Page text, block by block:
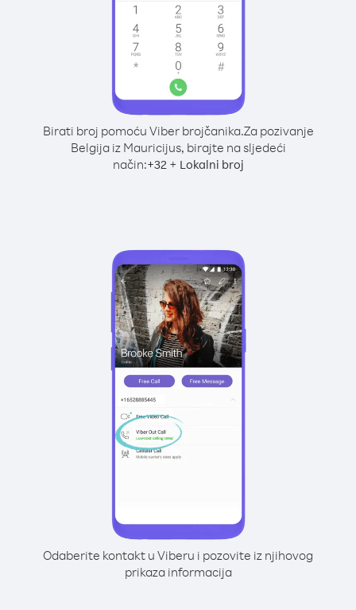
Birati broj pomoću Viber brojčanika.Za pozivanje
Belgija iz Mauricijus, birajte na sljedeći
način:+32+ Lokalni broj
Odaberite kontakt u Viberu i pozovite iz njihovog
prikaza informacija